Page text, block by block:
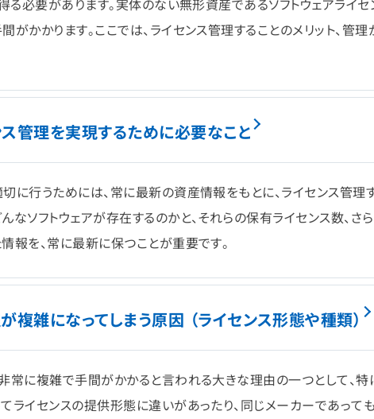
がかかります。ここでは、ライセンス管理することのメリット、管
管理を実現するために必要なこと
に行うためには、常に最新の資産情報をもとに、ライセンス管理
なソフトウェアが存在するのかと、それらの保有ライセンス数、さ
報を、常に最新に保つことが重要です。
複雑になってしまう原因 （ライセンス形態や種類）
常に複雑で手間がかかると言われる大きな理由の一つとして、特
ライセンスの提供形態に違いがあったり、同じメーカーであっ